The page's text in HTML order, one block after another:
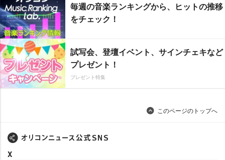
毎週の音楽ランキングから、ヒットの推移
をチェック！
試写会、登壇イベント、サインチェキなど
プレゼント！
プレゼント特集
このページのトップへ
X